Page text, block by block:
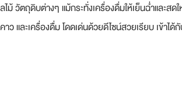
วัตถุดิบต่างๆ แม้กระทั่งเครื่องดื่มให้เย็นฉ่ำและส
และเครื่องดื่ม โดดเด่นด้วยดีไซน์สวยเรียบ เข้าไ